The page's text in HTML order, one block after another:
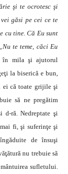
şi te ocrotesc şi
găsi pe cei ce te
cu tine. Că Eu sunt
te teme, căci Eu
în mila şi ajutorul
la biserică e bun,
ei că toate grijile şi
să ne pregătim
d-ră. Nedreptate şi
fi, şi suferinţe şi
de însuşi
nu trebuie să
sufletului.